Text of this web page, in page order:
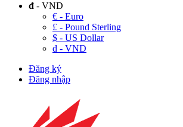
đ - VND
€ - Euro
£ - Pound Sterling
$ - US Dollar
đ - VND
Đăng ký
Đăng nhập